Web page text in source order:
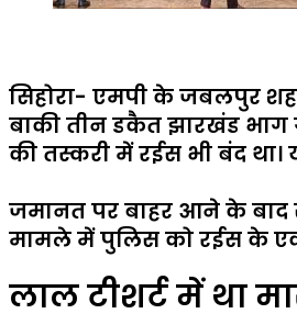
सिहोरा- एमपी के जबलपुर
बाकी तीन डकैत झारखंड भाग
की तस्करी में रईस भी बंद था।
जमानत पर बाहर आने के बाद
मामले में पुलिस को रईस के
लाल टीशर्ट में था